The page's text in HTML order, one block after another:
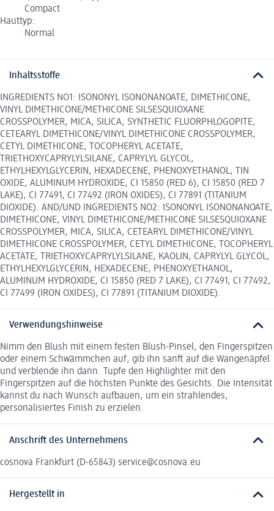
Compact
Hauttyp:
Normal
Inhaltsstoffe
INGREDIENTS NO1: ISONONYL ISONONANOATE, DIMETHICONE,
VINYL DIMETHICONE/METHICONE SILSESQUIOXANE
CROSSPOLYMER, MICA, SILICA, SYNTHETIC FLUORPHLOGOPITE,
CETEARYL DIMETHICONE/VINYL DIMETHICONE CROSSPOLYMER,
CETYL DIMETHICONE, TOCOPHERYL ACETATE,
TRIETHOXYCAPRYLYLSILANE, CAPRYLYL GLYCOL,
ETHYLHEXYLGLYCERIN, HEXADECENE, PHENOXYETHANOL, TIN
OXIDE, ALUMINUM HYDROXIDE, CI 15850 (RED 6), CI 15850 (RED 7
LAKE), CI 77491, CI 77492 (IRON OXIDES), CI 77891 (TITANIUM
DIOXIDE). AND/UND INGREDIENTS NO2: ISONONYL ISONONANOATE,
DIMETHICONE, VINYL DIMETHICONE/METHICONE SILSESQUIOXANE
CROSSPOLYMER, MICA, SILICA, CETEARYL DIMETHICONE/VINYL
DIMETHICONE CROSSPOLYMER, CETYL DIMETHICONE, TOCOPHERYL
ACETATE, TRIETHOXYCAPRYLYLSILANE, KAOLIN, CAPRYLYL GLYCOL,
ETHYLHEXYLGLYCERIN, HEXADECENE, PHENOXYETHANOL,
ALUMINUM HYDROXIDE, CI 15850 (RED 7 LAKE), CI 77491, CI 77492,
CI 77499 (IRON OXIDES), CI 77891 (TITANIUM DIOXIDE).
Verwendungshinweise
Nimm den Blush mit einem festen Blush-Pinsel, den Fingerspitzen
oder einem Schwämmchen auf, gib ihn sanft auf die Wangenäpfel
und verblende ihn dann. Tupfe den Highlighter mit den
Fingerspitzen auf die höchsten Punkte des Gesichts. Die Intensität
kannst du nach Wunsch aufbauen, um ein strahlendes,
personalisiertes Finish zu erzielen.
Anschrift des Unternehmens
cosnova Frankfurt (D-65843) service@cosnova.eu
Hergestellt in